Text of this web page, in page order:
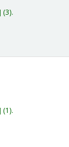
(3).
(1).